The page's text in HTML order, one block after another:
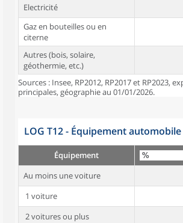
Electricité
Gaz en bouteilles ou en
citerne
Autres (bois, solaire,
géothermie, etc.)
Sources : Insee, RP2012, RP2017 et RP2023,
principales, géographie au 01/01/2026.
LOG T12 - Équipement
Équipement
Au moins une voiture
1 voiture
2 voitures ou plus